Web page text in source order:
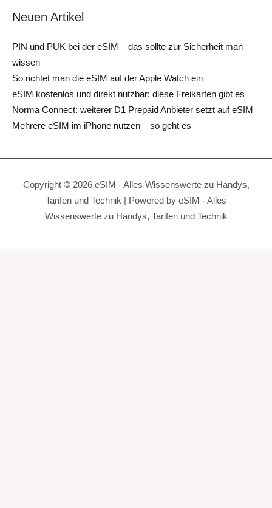
Neuen Artikel
PIN und PUK bei der eSIM – das sollte zur Sicherheit man
wissen
So richtet man die eSIM auf der Apple Watch ein
eSIM kostenlos und direkt nutzbar: diese Freikarten gibt es
Norma Connect: weiterer D1 Prepaid Anbieter setzt auf eSIM
Mehrere eSIM im iPhone nutzen – so geht es
Copyright © 2026 eSIM - Alles Wissenswerte zu Handys,
Tarifen und Technik | Powered by eSIM - Alles
Wissenswerte zu Handys, Tarifen und Technik